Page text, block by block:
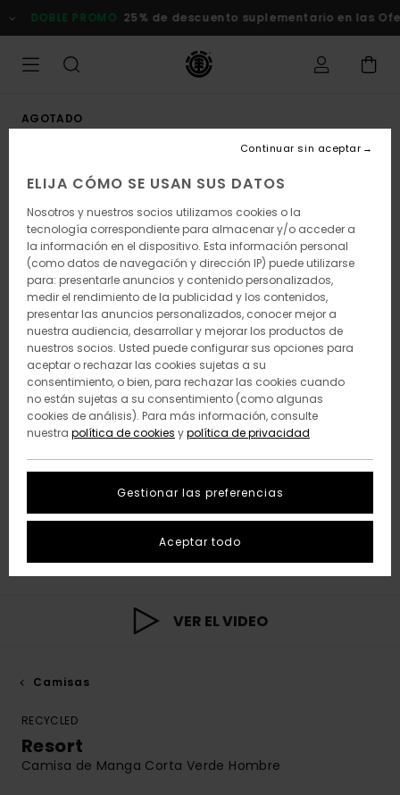
la
DOBLE PROMO 25% de descuento suplementario en las
AGOTADO
VER EL VIDEO
Camisas
RECYCLED
Resort
Camisa de Manga Corta Verde Hombre
ELIJA CÓMO SE USAN SUS DATOS
Nosotros y nuestros socios utilizamos cookies o la
tecnología correspondiente para almacenar y/o acceder a
la información en el dispositivo. Esta información personal
(como datos de navegación y dirección IP) puede utilizarse
para: presentarle anuncios y contenido personalizados,
medir el rendimiento de la publicidad y los contenidos,
presentar las anuncios personalizados, conocer mejor a
nuestra audiencia, desarrollar y mejorar los productos de
nuestros socios. Usted puede configurar sus opciones para
aceptar o rechazar las cookies sujetas a su
consentimiento, o bien, para rechazar las cookies cuando
no están sujetas a su consentimiento (como algunas
cookies de análisis). Para más información, consulte
nuestra política de cookies ypolítica de privacidad
Gestionar las preferencias
Continuar sin aceptar
Aceptar todo